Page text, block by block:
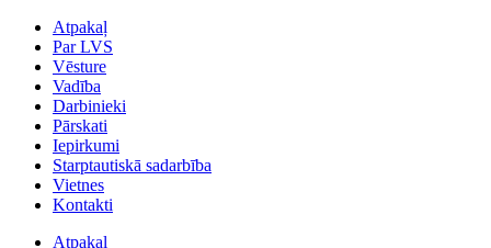
Atpakaļ
Par LVS
Vēsture
Vadība
Darbinieki
Pārskati
Iepirkumi
Starptautiskā sadarbība
Vietnes
Kontakti
Atpakaļ